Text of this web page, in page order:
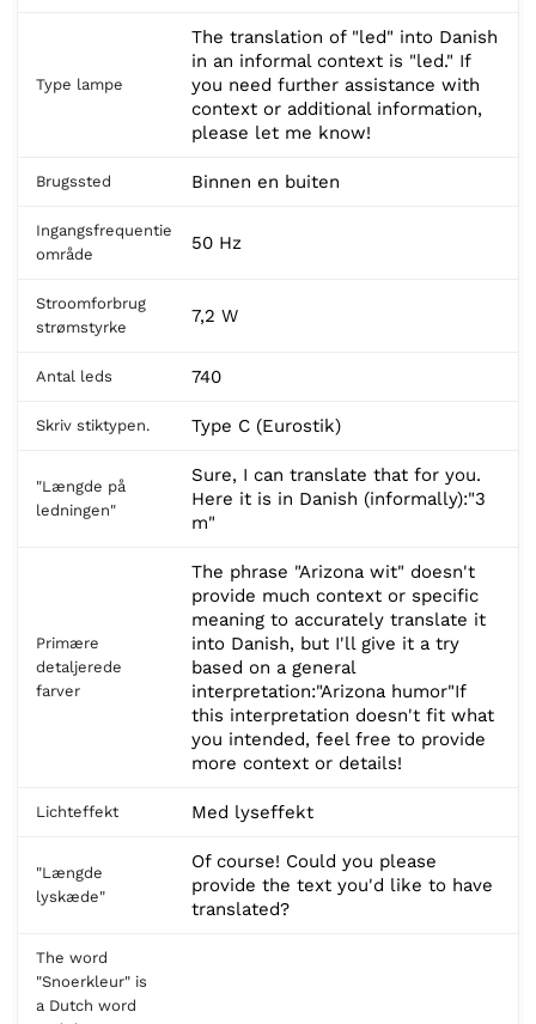
Type lampe
The translation of "led" into Danish
in an informal context is "led." If
you need further assistance with
context or additional information,
please let me know!
Brugssted Binnen en buiten
Ingangsfrequentie
område
50 Hz
Stroomforbrug
strømstyrke
7,2 W
Antal leds 740
Skriv stiktypen. Type C (Eurostik)
"Længde på
ledningen"
Sure, I can translate that for you.
Here it is in Danish (informally):"3
m"
Primære
detaljerede
farver
The phrase "Arizona wit" doesn't
provide much context or specific
meaning to accurately translate it
into Danish, but I'll give it a try
based on a general
interpretation:"Arizona humor"If
this interpretation doesn't fit what
you intended, feel free to provide
more context or details!
Lichteffekt Med lyseffekt
"Længde
lyskæde"
Of course! Could you please
provide the text you'd like to have
translated?
The word
"Snoerkleur" is
a Dutch word